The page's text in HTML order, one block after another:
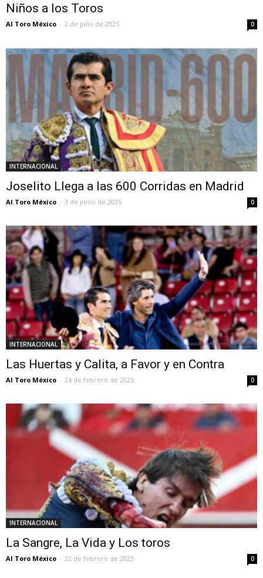
Niños a los Toros
Al Toro México - 2 de julio de 2025 0
INTERNACIONAL
Joselito Llega a las 600 Corridas en Madrid
Al Toro México - 3 de junio de 2025 0
INTERNACIONAL
Las Huertas y Calita, a Favor y en Contra
Al Toro México - 24 de febrero de 2025 0
INTERNACIONAL
La Sangre, La Vida y Los toros
Al Toro México - 22 de febrero de 2025 0